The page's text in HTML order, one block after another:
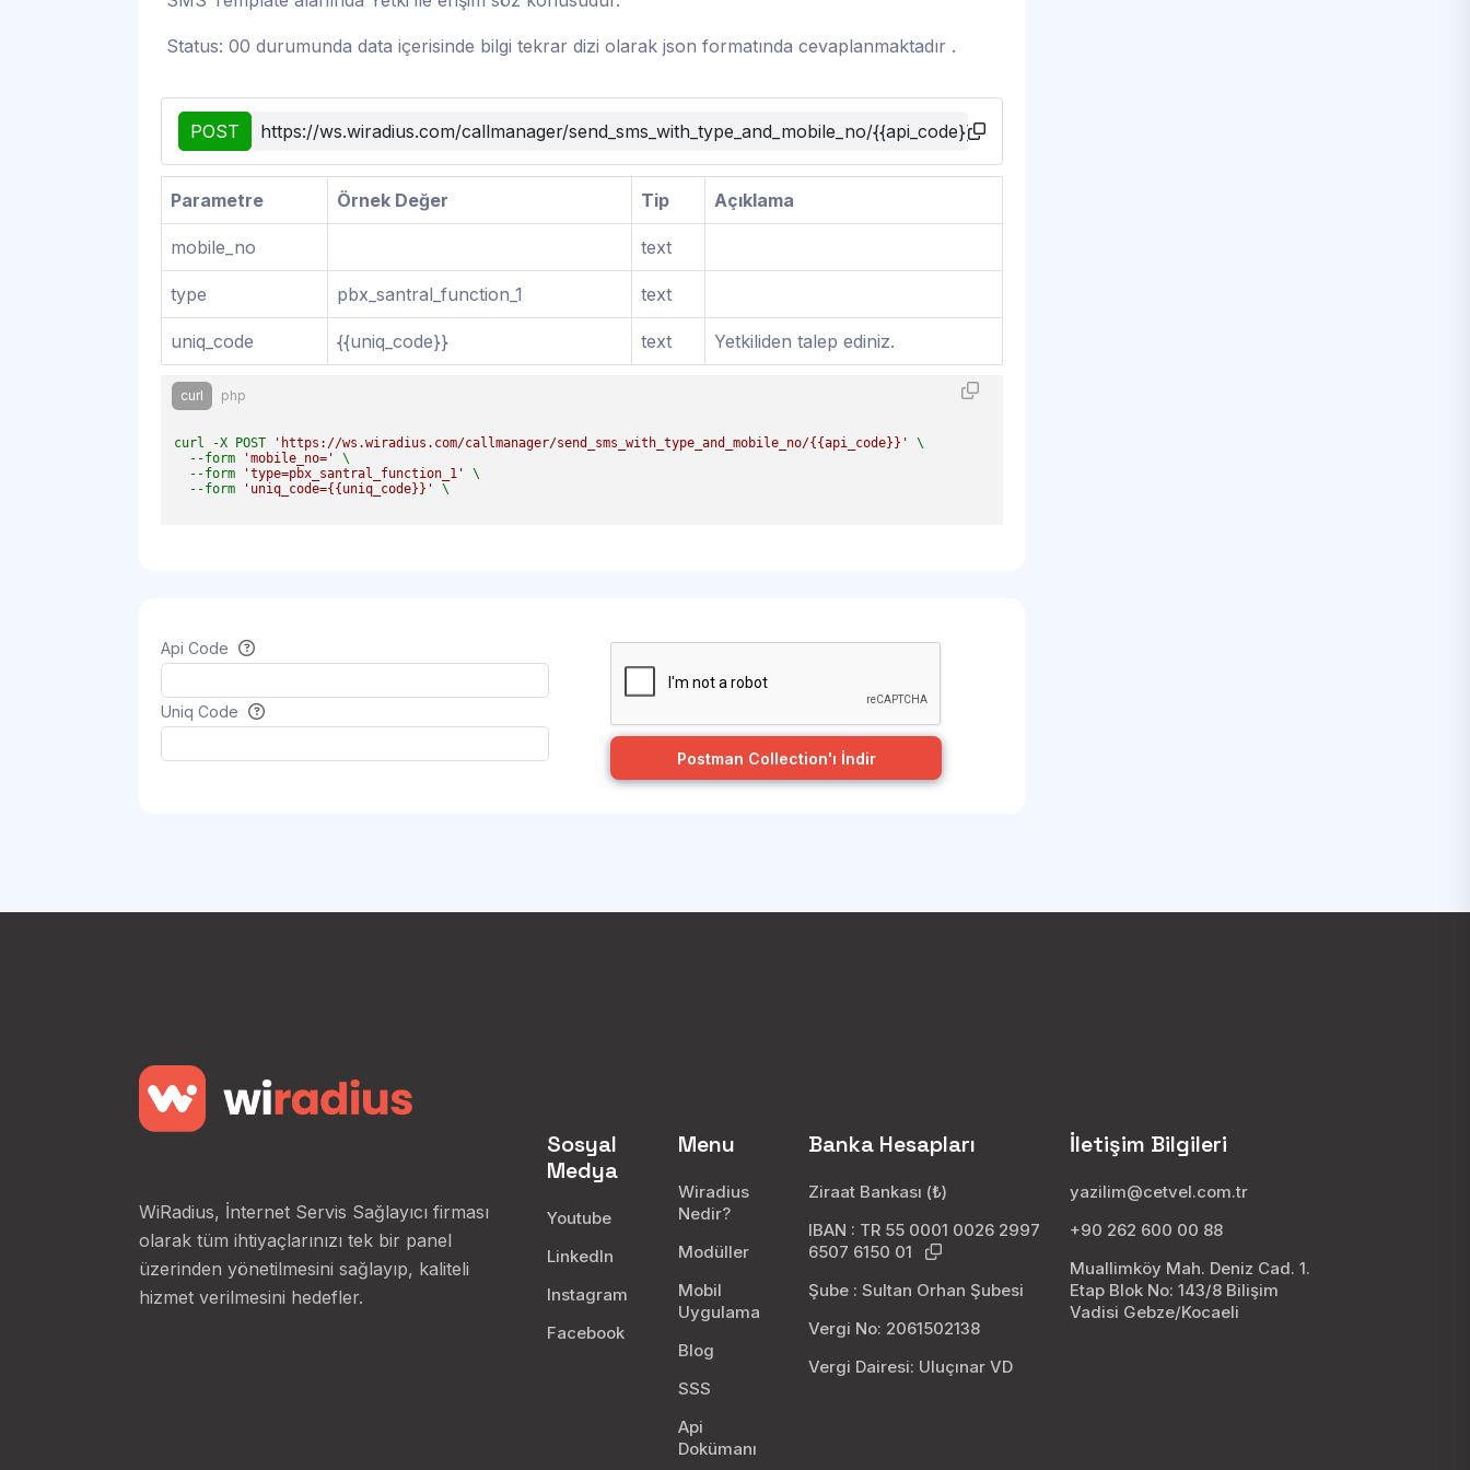
Status: 00 durumunda data içerisinde bilgi tekrar dizi olarak json formatında cevaplanmaktadır .
POST https://ws.wiradius.com/callmanager/send_sms_with_type_and_mobile_no/{{api_code}}
Parametre Örnek Değer Tip Açıklama
mobile_no text
type pbx_santral_function_1 text
uniq_code {{uniq_code}} text Yetkiliden talep ediniz.
curl php
curl -X POST 'https://ws.wiradius.com/callmanager/send_sms_with_type_and_mobile_no/{{api_code}}'
\
  --form
'mobile_no='
\
  --form
'type=pbx_santral_function_1'
\
  --form
'uniq_code={{uniq_code}}' \
Api Code
Uniq Code
Postman Collection'ı İndir
WiRadius, İnternet Servis Sağlayıcı firması
olarak tüm ihtiyaçlarınızı tek bir panel
üzerinden yönetilmesini sağlayıp, kaliteli
hizmet verilmesini hedefler.
Sosyal
Medya
Youtube
LinkedIn
Instagram
Facebook
Menu
Wiradius
Nedir?
Modüller
Mobil
Uygulama
Blog
SSS
Api
Dokümanı
Banka Hesapları
Ziraat Bankası (₺)
IBAN : TR 55 0001 0026 2997
6507 6150 01
Şube : Sultan Orhan Şubesi
Vergi No: 2061502138
Vergi Dairesi: Uluçınar VD
İletişim Bilgileri
yazilim@cetvel.com.tr
+90 262 600 00 88
Muallimköy Mah. Deniz Cad. 1.
Etap Blok No: 143/8 Bilişim
Vadisi Gebze/Kocaeli